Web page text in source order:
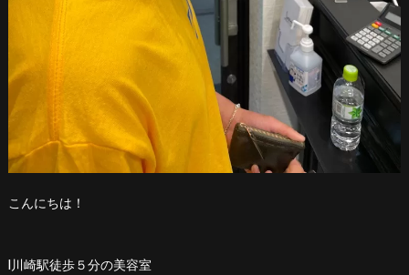
こんにちは！
l川崎駅徒歩５分の美容室